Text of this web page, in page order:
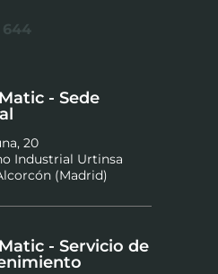
644
- Sede
20
Industrial Urtinsa
(Madrid)
- Servicio de